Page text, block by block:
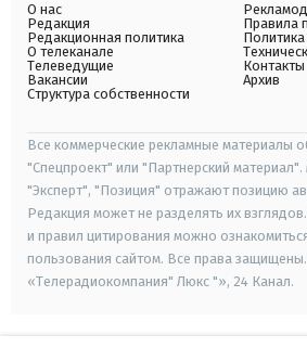
О нас
Редакция
Редакционная политика
О телеканале
Телеведущие
Вакансии
Структура собственности
Правила
Контакты
Архив
Все коммерческие рекламные материалы
"Спецпроект" или "Партнерский
"Эксперт", "Позиция" отражают позицию
Редакция может не разделять их
и правил цитирования можно
пользования сайтом. Все права
«Телерадиокомпания" Люкс "», 24 Канал.